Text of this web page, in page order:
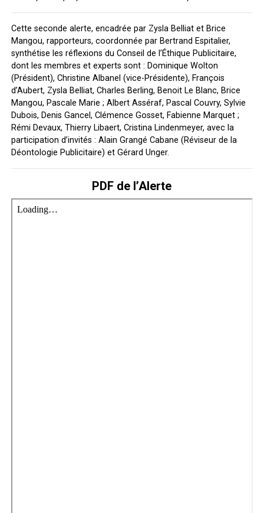
Cette seconde alerte, encadrée par Zysla Belliat et Brice
Mangou, rapporteurs, coordonnée par Bertrand Espitalier,
synthétise les réflexions du Conseil de l’Éthique Publicitaire,
dont les membres et experts sont : Dominique Wolton
(Président), Christine Albanel (vice-Présidente), François
d’Aubert, Zysla Belliat, Charles Berling, Benoit Le Blanc, Brice
Mangou, Pascale Marie ; Albert Asséraf, Pascal Couvry, Sylvie
Dubois, Denis Gancel, Clémence Gosset, Fabienne Marquet ;
Rémi Devaux, Thierry Libaert, Cristina Lindenmeyer, avec la
participation d’invités : Alain Grangé Cabane (Réviseur de la
Déontologie Publicitaire) et Gérard Unger.
PDF de l’Alerte